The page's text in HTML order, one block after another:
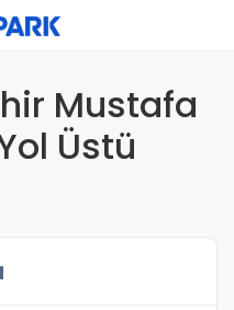
Mustafa
Üstü